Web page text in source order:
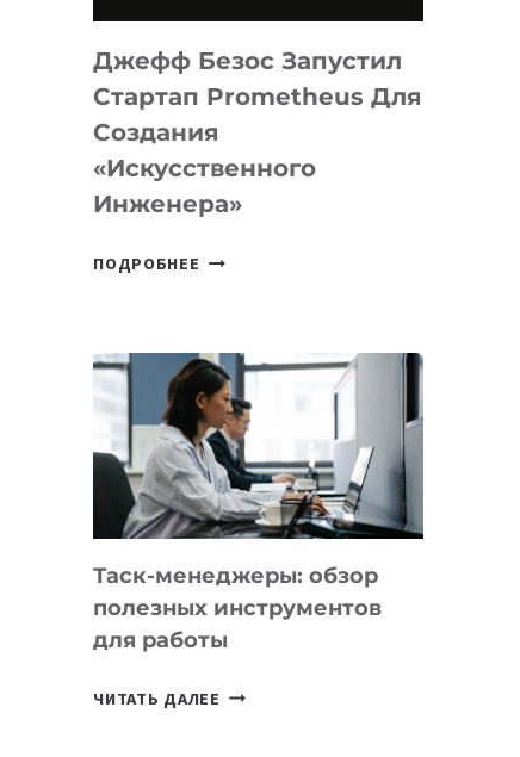
И
LINUX
Джефф Безос Запустил
Стартап Prometheus Для
Создания
«искусственного
Инженера»
ПОДРОБНЕЕ ДЖЕФФ
PROMETHEUS
ДЛЯ
СОЗДАНИЯ
«ИСКУССТВЕННОГО
ИНЖЕНЕРА»
Таск-менеджеры: обзор
полезных инструментов
для работы
ЧИТАТЬ ДАЛЕЕ ТАСК-